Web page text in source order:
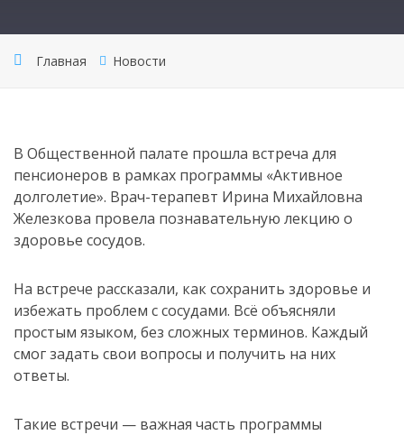
Главная Новости
В Общественной палате прошла встреча для
пенсионеров в рамках программы «Активное
долголетие». Врач-терапевт Ирина Михайловна
Железкова провела познавательную лекцию о
здоровье сосудов.
На встрече рассказали, как сохранить здоровье и
избежать проблем с сосудами. Всё объясняли
простым языком, без сложных терминов. Каждый
смог задать свои вопросы и получить на них
ответы.
Такие встречи — важная часть программы